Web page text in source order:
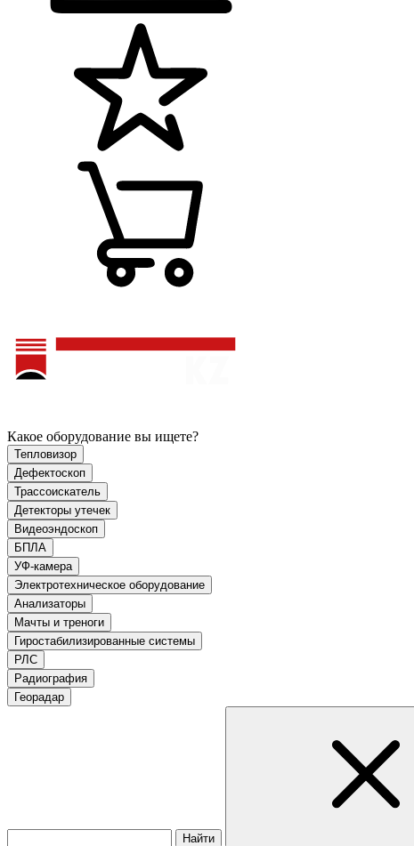
Какое оборудование вы ищете?
Тепловизор
Дефектоскоп
Трассоискатель
Детекторы утечек
Видеоэндоскоп
БПЛА
УФ-камера
Электротехническое оборудование
Анализаторы
Мачты и треноги
Гиростабилизированные системы
РЛС
Радиография
Георадар
Найти